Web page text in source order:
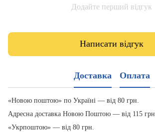
Додайте перший відгук
Написати відгук
Доставка Оплата
«Новою поштою» по Україні — від 80 грн.
Адресна доставка Новою Поштою — від 115 грн.
«Укрпоштою» — від 80 грн.